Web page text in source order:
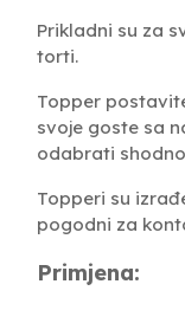
Prikladni su za
torti.
Topper
svoje goste sa
odabrati
Topperi su
pogodni za
Primjena: